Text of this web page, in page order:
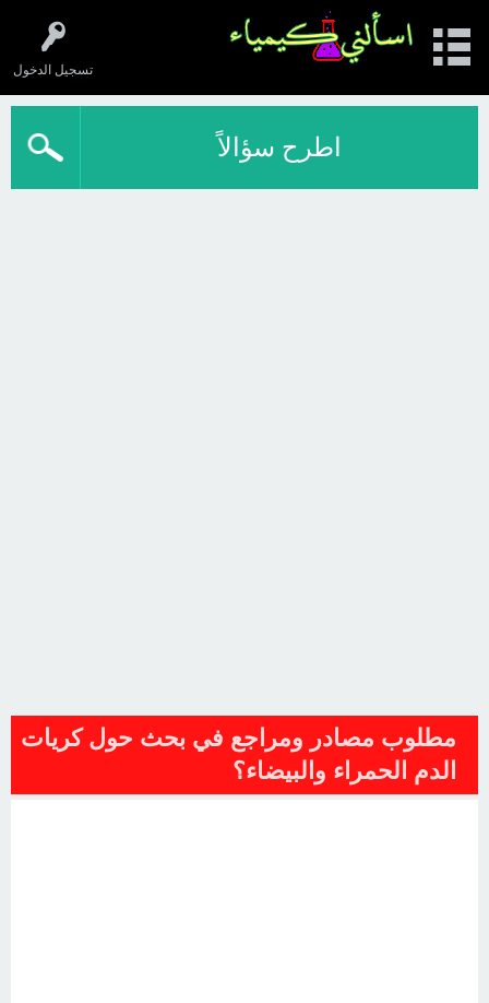
تسجيل الدخول
اطرح سؤالاً
مطلوب مصادر ومراجع في بحث حول كريات
الدم الحمراء والبيضاء؟